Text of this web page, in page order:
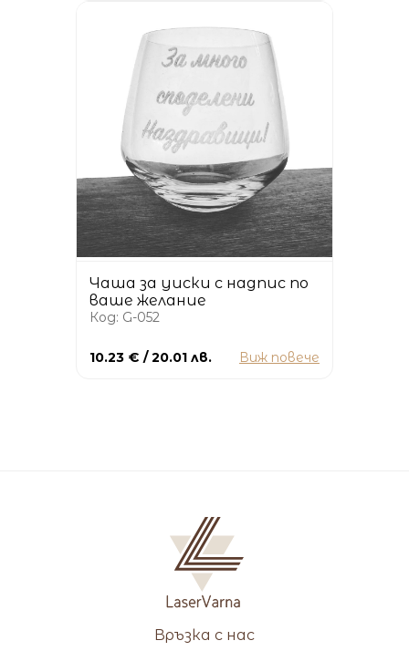
Чаша за уиски с надпис по
ваше желание
Код: G-052
10.23 € / 20.01 лв. Виж повече
Връзка с нас